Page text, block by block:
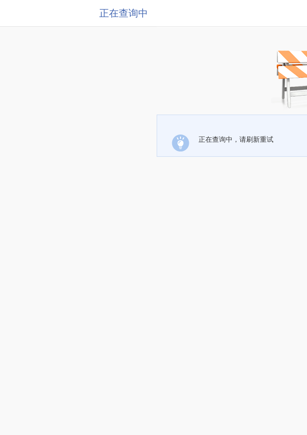
正在查询中
正在查询中，请刷新重试